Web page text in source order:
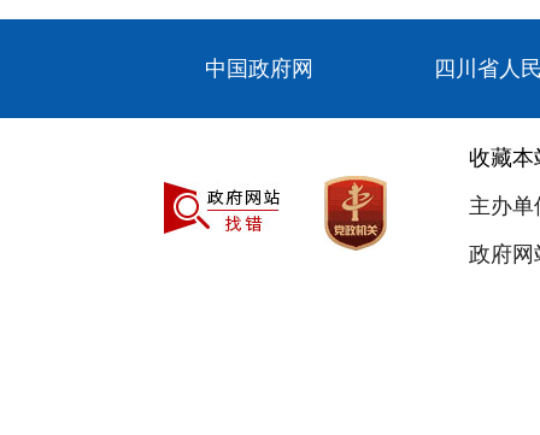
中国政府网 四川省人
收藏本
主办
政府网